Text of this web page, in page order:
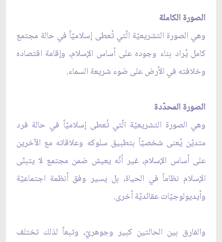
الصورة الكاملة
وهي الصورة التشريعيّة الّتي تُعطى إسلاميّاً في حالة مجتمع
كامل يُراد بناء وجوده على أساس الإسلام، وإقامة اقتصاده
وخلافته في الأرض على ضوء شريعة السماء.
الصورة المحدّدة
وهي الصورة التشريعيّة الّتي تُعطى إسلاميّاً في حالة فرد
متديّن يُعنى شخصيّاً بتطبيق سلوكه وعلاقاته مع الآخرين
على أساس الإسلام، غير أنّه يعيش ضمن مجتمع لا يتبنّى
الإسلام نظاماً في الحياة، بل يسير وفق أنظمة اجتماعيّة
وأيديولوجيّات عقائديّة أخرى.
والفارق بين الحالتين كبير وجوهريّ، وتبعاً لذلك تختلف